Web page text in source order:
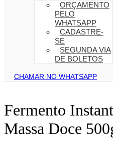
ORÇAMENTO
PELO
WHATSAPP
CADASTRE-
SE
SEGUNDA VIA
DE BOLETOS
CHAMAR NO WHATSAPP
Fermento
Massa Doce